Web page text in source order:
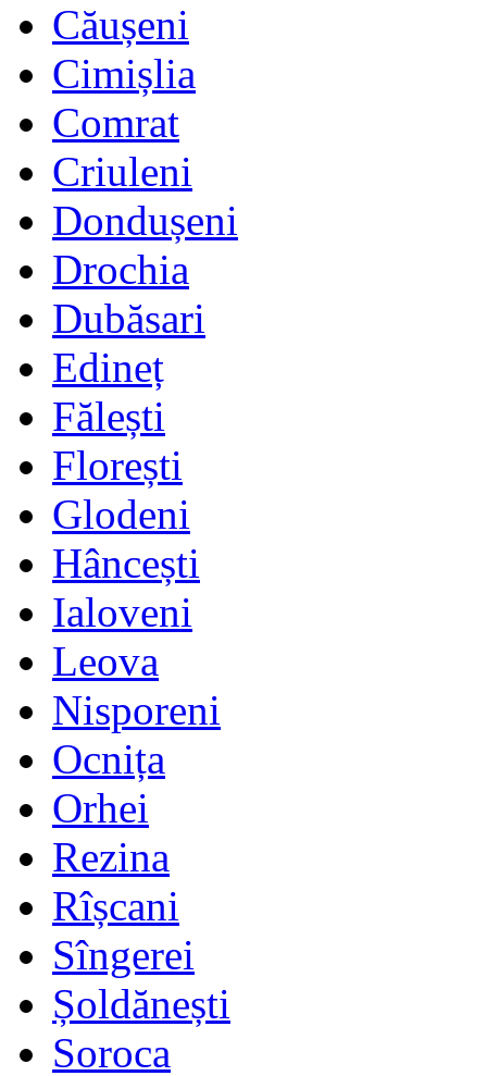
Căușeni
Cimișlia
Comrat
Criuleni
Dondușeni
Drochia
Dubăsari
Edineț
Fălești
Florești
Glodeni
Hâncești
Ialoveni
Leova
Nisporeni
Ocnița
Orhei
Rezina
Rîșcani
Sîngerei
Șoldănești
Soroca